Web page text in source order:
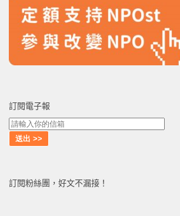
訂閱電子報
訂閱粉絲團，好文不漏接！